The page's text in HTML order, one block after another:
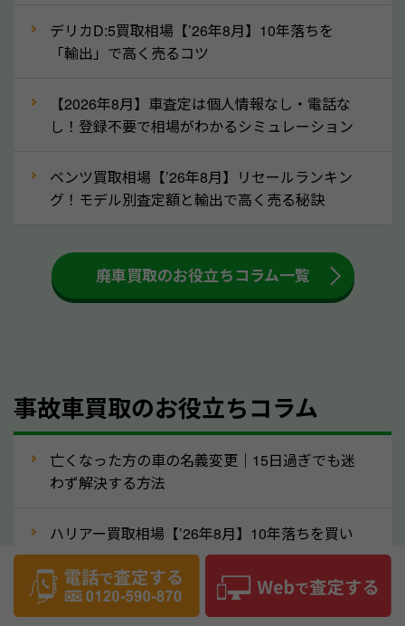
実績」で確認できます。
⑤車内の簡単な清掃で買取価格アップも！
しばらく乗っていない車は、車内のシートや座席の下
が汚れていることも多いです。シミや汚れが付着して
す。車内の汚れは簡単な清掃だけで取り除けることも
多いため、査定前にチェックして、清掃をしておくの
大きな汚れがない限り必要はありません。査定に影響
するケースは少ないため、そのままお持ちいただいて
あるため、まずは高知県のソコカラへ車の状態につい
てお気軽にご相談ください。
⑥車の需要が高まるタイミングで売るのも
高価買取のポイント！
買取依頼をするのもポイントです。車にも需要の高い
時期と低い時期があり、低い時期だと査定金額が抑え
めになる可能性もあります。逆に需要が高い時期であ
デリカD:5買取相場【’26年8月】10年落ちを
「輸出」で高く売るコツ
【2026年8月】車査定は個人情報なし・電話な
し！登録不要で相場がわかるシミュレーション
ベンツ買取相場【’26年8月】リセールランキン
グ！モデル別査定額と輸出で高く売る秘訣
廃車買取のお役立ちコラム一覧
事故車買取のお役立ちコラム
亡くなった方の車の名義変更｜15日過ぎでも迷
わず解決する方法
ハリアー買取相場【’26年8月】10年落ちを買い
叩かれずに輸出で高く売るコツ
ヴェルファイア買取相場【’26年8月】10年落ち